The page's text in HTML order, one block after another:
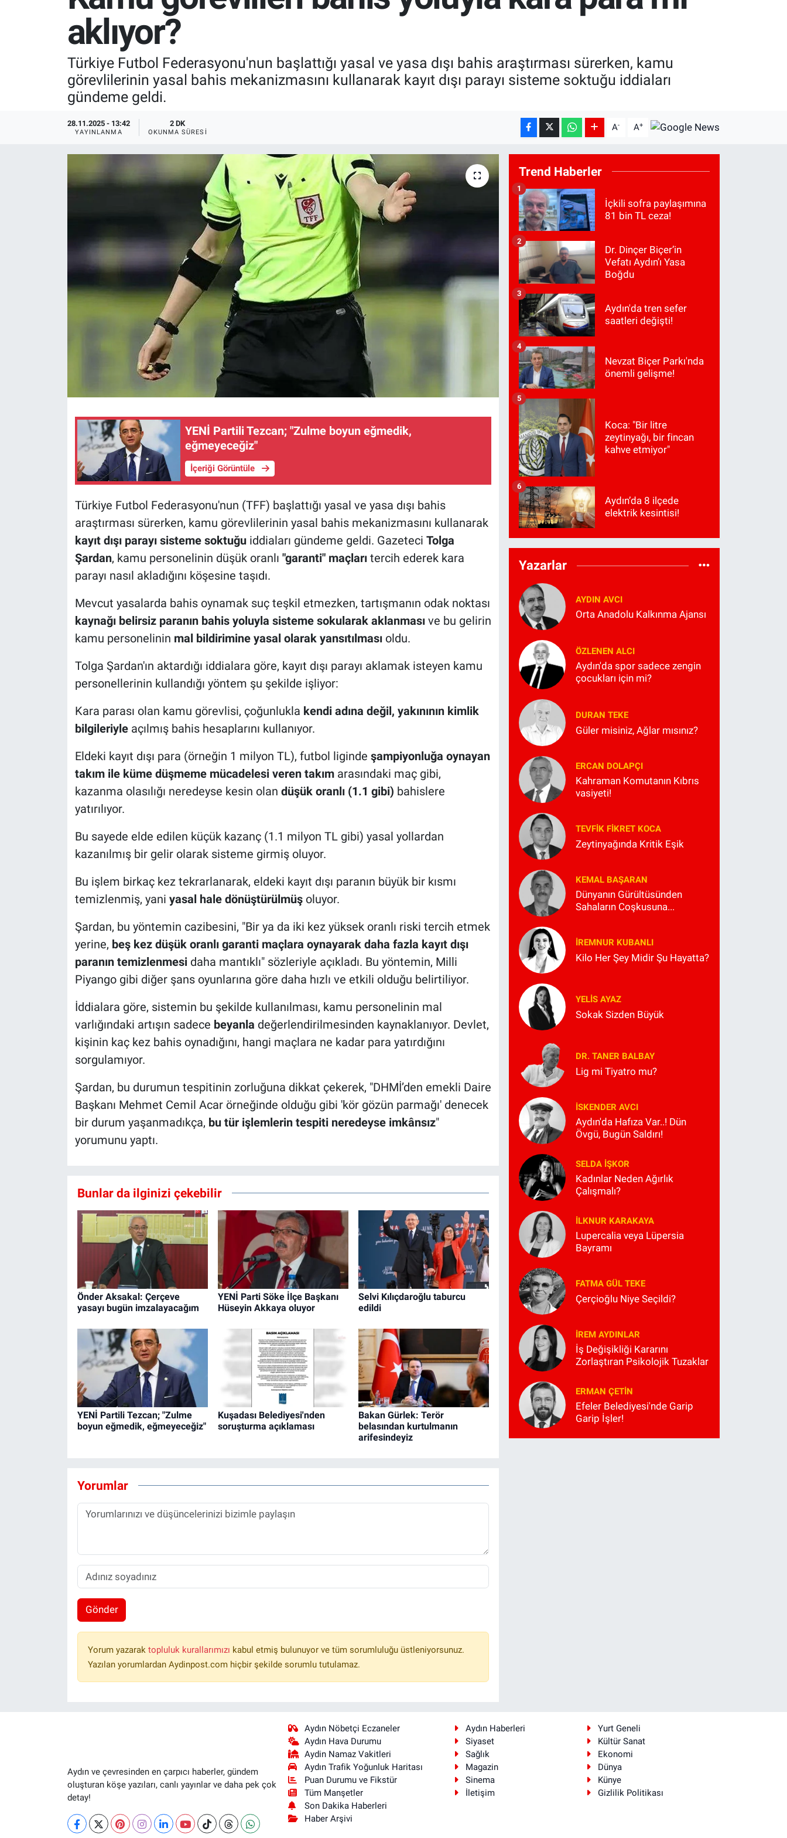
aklıyor?
Türkiye Futbol Federasyonu'nun başlattığı yasal ve yasa dışı bahis araştırması sürerken, kamu
görevlilerinin yasal bahis mekanizmasını kullanarak kayıt dışı parayı sisteme soktuğu iddiaları
gündeme geldi.
28.11.2025 - 13:42
YAYINLANMA
2 DK
OKUNMA SÜRESI A- A+
YENİ Partili Tezcan; "Zulme boyun eğmedik,
eğmeyeceğiz"
İçeriği Görüntüle
Türkiye Futbol Federasyonu'nun (TFF) başlattığı yasal ve yasa dışı bahis
araştırması sürerken, kamu görevlilerinin yasal bahis mekanizmasını kullanarak
kayıt dışı parayı sisteme soktuğuiddiaları gündeme geldi. Gazeteci Tolga
Şardan, kamu personelinin düşük oranlı "garanti" maçlarıtercih ederek kara
parayı nasıl akladığını köşesine taşıdı.
Mevcut yasalarda bahis oynamak suç teşkil etmezken, tartışmanın odak noktası
kaynağı belirsiz paranın bahis yoluyla sisteme sokularak aklanmasıve bu gelirin
kamu personelinin mal bildirimine yasal olarak yansıtılmasıoldu.
Tolga Şardan'ın aktardığı iddialara göre, kayıt dışı parayı aklamak isteyen kamu
personellerinin kullandığı yöntem şu şekilde işliyor:
Kara parası olan kamu görevlisi, çoğunlukla kendi adına değil, yakınının kimlik
bilgileriyleaçılmış bahis hesaplarını kullanıyor.
Eldeki kayıt dışı para (örneğin 1 milyon TL), futbol liginde şampiyonluğa oynayan
takım ile küme düşmeme mücadelesi veren takımarasındaki maç gibi,
kazanma olasılığı neredeyse kesin olan düşük oranlı (1.1 gibi) bahislere
yatırılıyor.
Bu sayede elde edilen küçük kazanç (1.1 milyon TL gibi) yasal yollardan
kazanılmış bir gelir olarak sisteme girmiş oluyor.
Bu işlem birkaç kez tekrarlanarak, eldeki kayıt dışı paranın büyük bir kısmı
temizlenmiş, yani yasal hale dönüştürülmüşoluyor.
Şardan, bu yöntemin cazibesini, "Bir ya da iki kez yüksek oranlı riski tercih etmek
yerine, beş kez düşük oranlı garanti maçlara oynayarak daha fazla kayıt dışı
paranın temizlenmesidaha mantıklı" sözleriyle açıkladı. Bu yöntemin, Milli
Piyango gibi diğer şans oyunlarına göre daha hızlı ve etkili olduğu belirtiliyor.
İddialara göre, sistemin bu şekilde kullanılması, kamu personelinin mal
varlığındaki artışın sadece beyanla değerlendirilmesinden kaynaklanıyor. Devlet,
kişinin kaç kez bahis oynadığını, hangi maçlara ne kadar para yatırdığını
sorgulamıyor.
Şardan, bu durumun tespitinin zorluğuna dikkat çekerek, "DHMİ’den emekli Daire
Başkanı Mehmet Cemil Acar örneğinde olduğu gibi 'kör gözün parmağı' denecek
bir durum yaşanmadıkça, bu tür işlemlerin tespiti neredeyse imkânsız"
yorumunu yaptı.
Bunlar da ilginizi çekebilir
Önder Aksakal: Çerçeve
yasayı bugün imzalayacağım
YENİ Parti Söke İlçe Başkanı
Hüseyin Akkaya oluyor
Selvi Kılıçdaroğlu taburcu
edildi
YENİ Partili Tezcan; "Zulme
boyun eğmedik, eğmeyeceğiz"
Kuşadası Belediyesi'nden
soruşturma açıklaması
Bakan Gürlek: Terör
belasından kurtulmanın
arifesindeyiz
Yorumlar
Gönder
Yorum yazarak topluluk kurallarımızı kabul etmiş bulunuyor ve tüm sorumluluğu üstleniyorsunuz.
Yazılan yorumlardan Aydinpost.com hiçbir şekilde sorumlu tutulamaz.
Trend Haberler
İçkili sofra paylaşımına
81 bin TL ceza!
1
Dr. Dinçer Biçer’in
Vefatı Aydın’ı Yasa
Boğdu
2
Aydın'da tren sefer
saatleri değişti!
3
Nevzat Biçer Parkı'nda
önemli gelişme!
4
Koca: "Bir litre
zeytinyağı, bir fincan
kahve etmiyor"
5
Aydın’da 8 ilçede
elektrik kesintisi!
6
Yazarlar
AYDIN AVCI
Orta Anadolu Kalkınma Ajansı
ÖZLENEN ALCI
Aydın'da spor sadece zengin
çocukları için mi?
DURAN TEKE
Güler misiniz, Ağlar mısınız?
ERCAN DOLAPÇI
Kahraman Komutanın Kıbrıs
vasiyeti!
TEVFIK FIKRET KOCA
Zeytinyağında Kritik Eşik
KEMAL BAŞARAN
Dünyanın Gürültüsünden
Sahaların Coşkusuna...
İREMNUR KUBANLI
Kilo Her Şey Midir Şu Hayatta?
YELIS AYAZ
Sokak Sizden Büyük
DR. TANER BALBAY
Lig mi Tiyatro mu?
İSKENDER AVCI
Aydın'da Hafıza Var..! Dün
Övgü, Bugün Saldırı!
SELDA İŞKOR
Kadınlar Neden Ağırlık
Çalışmalı?
İLKNUR KARAKAYA
Lupercalia veya Lüpersia
Bayramı
FATMA GÜL TEKE
Çerçioğlu Niye Seçildi?
İREM AYDINLAR
İş Değişikliği Kararını
Zorlaştıran Psikolojik Tuzaklar
ERMAN ÇETIN
Efeler Belediyesi'nde Garip
Garip İşler!
Aydın ve çevresinden en çarpıcı haberler, gündem
oluşturan köşe yazıları, canlı yayınlar ve daha pek çok
detay!
Aydın Nöbetçi Eczaneler
Aydın Hava Durumu
Aydin Namaz Vakitleri
Aydın Trafik Yoğunluk Haritası
Puan Durumu ve Fikstür
Tüm Manşetler
Son Dakika Haberleri
Haber Arşivi
Aydın Haberleri
Yurt Geneli
Siyaset
Kültür Sanat
Sağlık
Ekonomi
Magazin
Dünya
Sinema
Künye
İletişim
Gizlilik Politikası